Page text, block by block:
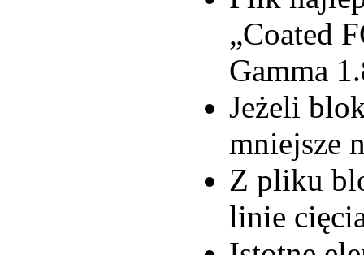
„Coated
Gamma
Jeżeli
mniejsze
Z pliku
linie